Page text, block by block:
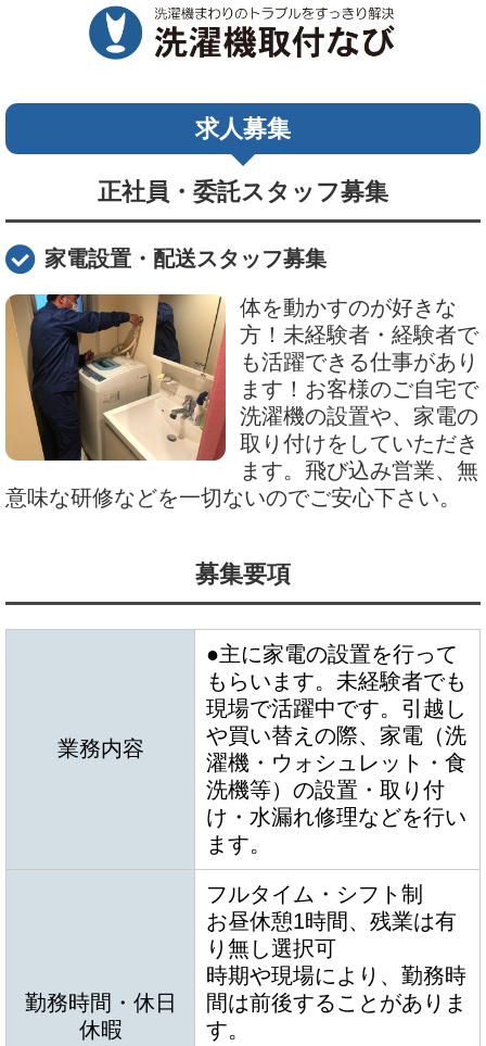
求人募集
正社員・委託スタッフ募集
家電設置・配送スタッフ募集
体を動かすのが好きな
方！未経験者・経験者で
も活躍できる仕事があり
ます！お客様のご自宅で
洗濯機の設置や、家電の
取り付けをしていただき
ます。飛び込み営業、無
意味な研修などを一切ないのでご安心下さい。
募集要項
業務内容
●主に家電の設置を行って
もらいます。未経験者でも
現場で活躍中です。引越し
や買い替えの際、家電（洗
濯機・ウォシュレット・食
洗機等）の設置・取り付
け・水漏れ修理などを行い
ます。
勤務時間・休日
休暇
フルタイム・シフト制
お昼休憩1時間、残業は有
り無し選択可
時期や現場により、勤務時
間は前後することがありま
す。